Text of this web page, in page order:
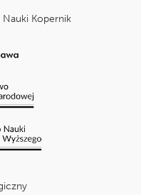
Kopernik